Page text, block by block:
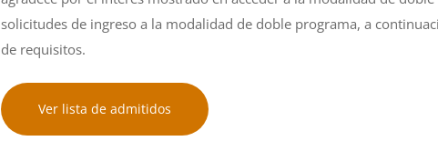
solicitudes de ingreso a la modalidad de doble programa, a
de requisitos.
Ver lista de admitidos